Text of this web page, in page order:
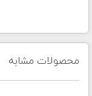
محصولات مشابه